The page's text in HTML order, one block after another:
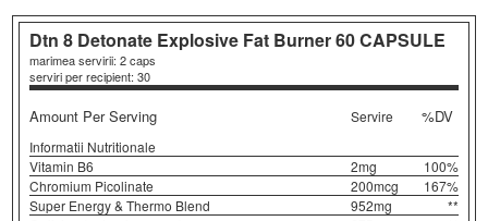
Dtn 8 Detonate Explosive Fat Burner60 CAPSULE
marimea servirii: 2 caps
serviri per recipient: 30
Amount Per Serving %DV
Informatii Nutritionale
Servire
Vitamin B6 2mg
100%
Chromium Picolinate
200mcg
167%
Super Energy & Thermo Blend
952mg
**